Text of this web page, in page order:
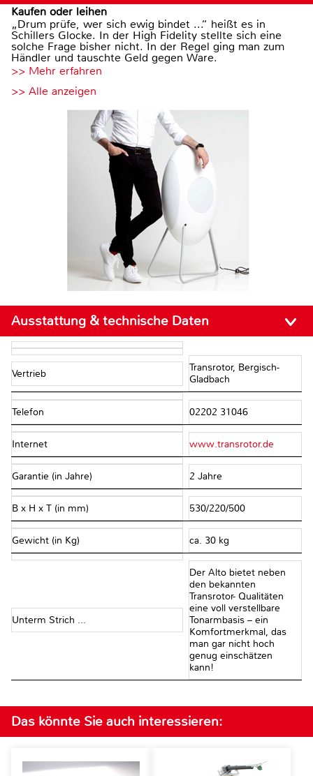
Kaufen oder leihen
„Drum prüfe, wer sich ewig bindet ...“ heißt es in
Schillers Glocke. In der High Fidelity stellte sich eine
solche Frage bisher nicht. In der Regel ging man zum
Händler und tauschte Geld gegen Ware.
>> Mehr erfahren
>> Alle anzeigen
Ausstattung & technische Daten
Vertrieb
Transrotor, Bergisch-
Gladbach
Telefon 02202 31046
Internet www.transrotor.de
Garantie (in Jahre) 2 Jahre
B x H x T (in mm) 530/220/500
Gewicht (in Kg) ca. 30 kg
Unterm Strich ...
Der Alto bietet neben
den bekannten
Transrotor- Qualitäten
eine voll verstellbare
Tonarmbasis – ein
Komfortmerkmal, das
man gar nicht hoch
genug einschätzen
kann!
Das könnte Sie auch interessieren: